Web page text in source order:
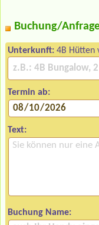
Buchung/
Unterkunft: 4B Hütten
Termin ab:
Text:
Buchung Name: